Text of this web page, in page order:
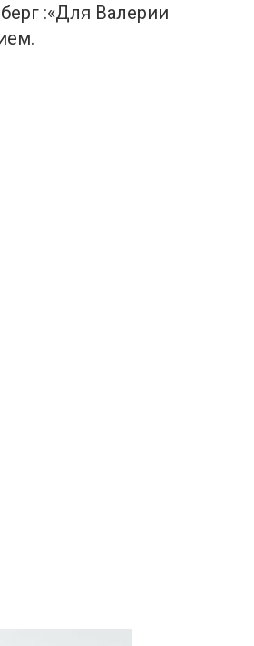
:«Для Валерии